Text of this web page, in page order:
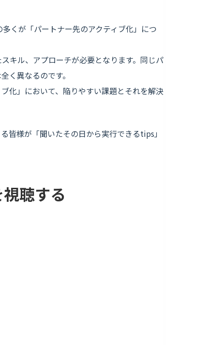
くが「パートナー先のアクティブ化」につ
キル、アプローチが必要となります。同じパ
く異なるのです。
化」において、陥りやすい課題とそれを解決
皆様が「聞いたその日から実行できるtips」
聴する